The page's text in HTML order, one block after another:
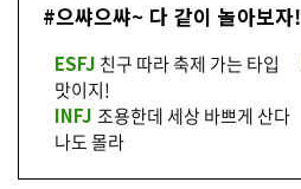
#으쌰으쌰~ 다 같이 놀아보자!
ESFJ 친구 따라 축제 가는 타입
맛이지!
INFJ 조용한데 세상 바쁘게 산다
나도 몰라